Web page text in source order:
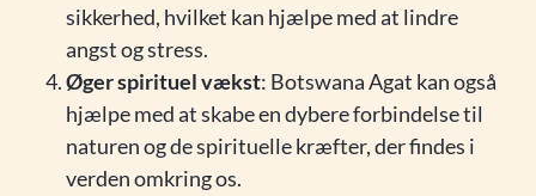
sikkerhed, hvilket kan hjælpe med at lindre
angst og stress.
Øger spirituel vækst: Botswana Agat kan også
hjælpe med at skabe en dybere forbindelse til
naturen og de spirituelle kræfter, der findes i
verden omkring os.